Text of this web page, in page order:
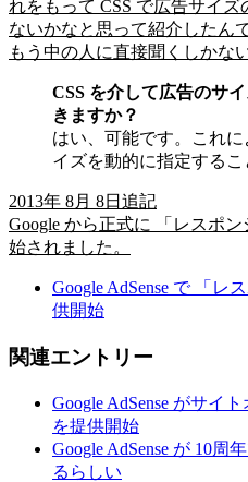
れをもって CSS で広告サイ
ないかなと思って紹介したん
もう中の人に直接聞くしかな
CSS を介して広告のサ
きますか？
はい、可能です。これ
イズを動的に指定するこ
2013年 8月 8日追記
Google から正式に 「レスポ
始されました。
Google AdSense で 「レ
供開始
関連エントリー
Google AdSense がサイ
を提供開始
Google AdSense が 10周
るらしい